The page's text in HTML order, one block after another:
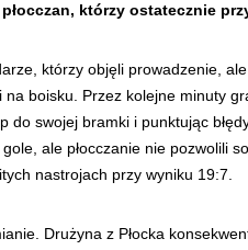
którzy ostatecznie
którzy objęli prowadzenie,
boisku. Przez kolejne minuty
do swojej bramki i punktując
ale płocczanie nie pozwolili
nastrojach przy wyniku 19:7.
Drużyna z Płocka